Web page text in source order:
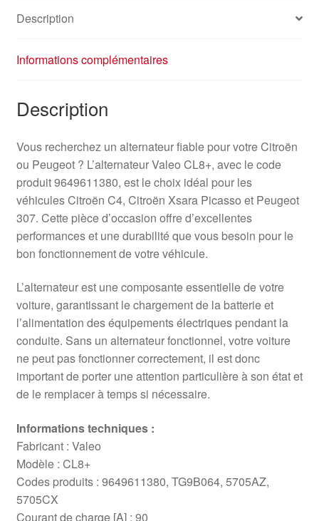
Description
Informations complémentaires
Description
Vous recherchez un alternateur fiable pour votre Citroën
ou Peugeot ? L’alternateur Valeo CL8+, avec le code
produit 9649611380, est le choix idéal pour les
véhicules Citroën C4, Citroën Xsara Picasso et Peugeot
307. Cette pièce d’occasion offre d’excellentes
performances et une durabilité que vous besoin pour le
bon fonctionnement de votre véhicule.
L’alternateur est une composante essentielle de votre
voiture, garantissant le chargement de la batterie et
l’alimentation des équipements électriques pendant la
conduite. Sans un alternateur fonctionnel, votre voiture
ne peut pas fonctionner correctement, il est donc
important de porter une attention particulière à son état et
de le remplacer à temps si nécessaire.
Informations techniques :
Fabricant : Valeo
Modèle : CL8+
Codes produits : 9649611380, TG9B064, 5705AZ,
5705CX
Courant de charge [A] : 90